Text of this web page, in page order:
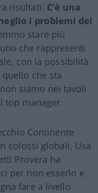
risultati. C’è una
i problemi dei
stare più
che rappresenti
con la possibilità
che sta
siamo nei tavoli
top manager.
Continente
colossi globali, Usa
Provera ha
per non esserlo e
fare a livello